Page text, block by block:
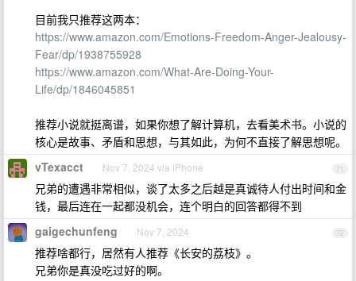
目前我只推荐这两本：
https://www.amazon.com/Emotions-Freedom-Anger-Jealousy-
Fear/dp/1938755928
https://www.amazon.com/What-Are-Doing-Your-
Life/dp/1846045851
推荐小说就挺离谱，如果你想了解计算机，去看美术书。小说的
核心是故事、矛盾和思想，与其如此，为何不直接了解思想呢。
71
vTexacct Nov 7, 2024 via iPhone
兄弟的遭遇非常相似，谈了太多之后越是真诚待人付出时间和金
钱，最后连在一起都没机会，连个明白的回答都得不到
72
gaigechunfeng Nov 7, 2024
推荐啥都行，居然有人推荐《长安的荔枝》。
兄弟你是真没吃过好的啊。